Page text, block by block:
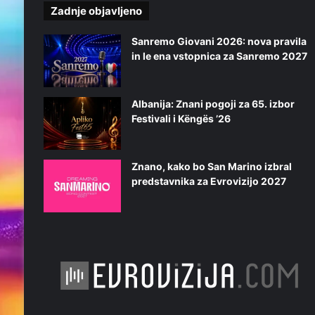
o
d
t
e
a
Zadnje objavljeno
Sanremo Giovani 2026: nova pravila
in le ena vstopnica za Sanremo 2027
Albanija: Znani pogoji za 65. izbor
Festivali i Këngës ’26
Znano, kako bo San Marino izbral
predstavnika za Evrovizijo 2027